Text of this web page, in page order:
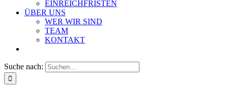
EINREICHFRISTEN
ÜBER UNS
WER WIR SIND
TEAM
KONTAKT
Suche nach: